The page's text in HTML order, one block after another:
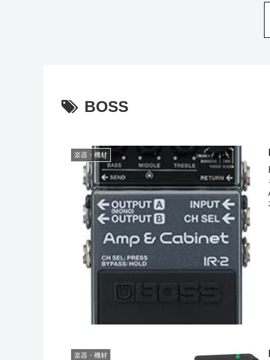
BOSS
楽器・機材
楽器・機材